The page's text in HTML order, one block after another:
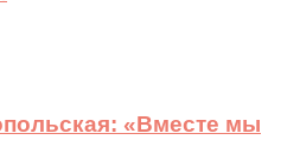
«Вместе мы